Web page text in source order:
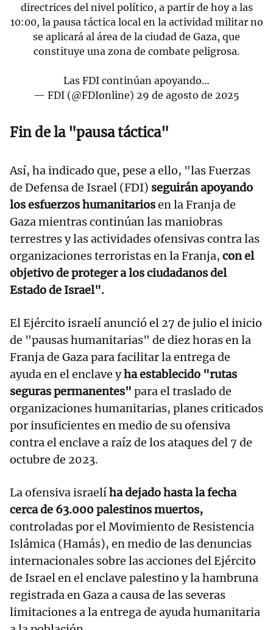
directrices del nivel político, a partir de hoy a las
10:00, la pausa táctica local en la actividad militar no
se aplicará al área de la ciudad de Gaza, que
constituye una zona de combate peligrosa.
Las FDI continúan apoyando…
— FDI (@FDIonline) 29 de agosto de 2025
Fin de la "pausa táctica"
Así, ha indicado que, pese a ello, "las Fuerzas
de Defensa de Israel (FDI) seguirán apoyando
los esfuerzos humanitariosen la Franja de
Gaza mientras continúan las maniobras
terrestres y las actividades ofensivas contra las
organizaciones terroristas en la Franja, con el
objetivo de proteger a los ciudadanos del
Estado de Israel".
El Ejército israelí anunció el 27 de julio el inicio
de "pausas humanitarias" de diez horas en la
Franja de Gaza para facilitar la entrega de
ayuda en el enclave yha establecido "rutas
seguras permanentes" para el traslado de
organizaciones humanitarias, planes criticados
por insuficientes en medio de su ofensiva
contra el enclave a raíz de los ataques del 7 de
octubre de 2023.
La ofensiva israelíha dejado hasta la fecha
cerca de 63.000 palestinos muertos,
controladas por el Movimiento de Resistencia
Islámica (Hamás), en medio de las denuncias
internacionales sobre las acciones del Ejército
de Israel en el enclave palestino y la hambruna
registrada en Gaza a causa de las severas
limitaciones a la entrega de ayuda humanitaria